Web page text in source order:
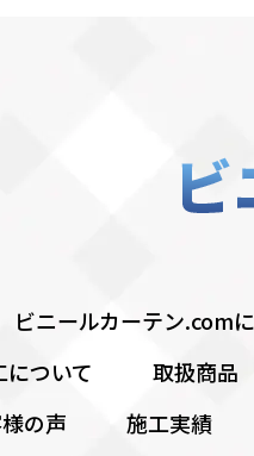
ビニールカーテン.com
について 取扱商品
の声 施工実績